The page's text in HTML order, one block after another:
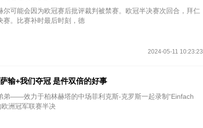
可能会因为欧冠赛后批评裁判被禁赛。欧冠半决赛次回合，拜仁
赛。比赛补时最后时刻，德
2024-05-11 10:23:23
输+我们夺冠 是件双倍的好事
弟——效力于柏林赫塔的中场菲利克斯-克罗斯一起录制“Einfach
洲冠军联赛半决